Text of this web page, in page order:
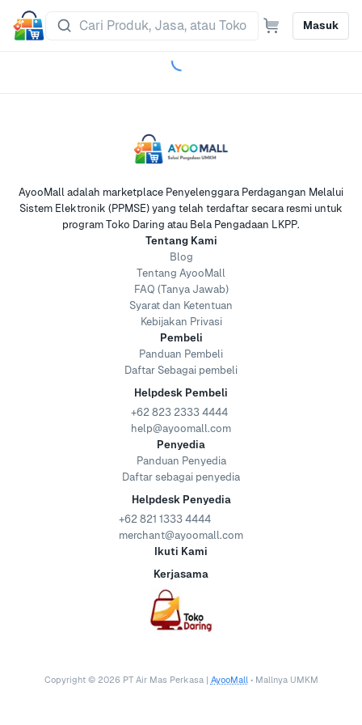
Masuk
AyooMall adalah marketplace Penyelenggara Perdagangan Melalui
Sistem Elektronik (PPMSE) yang telah terdaftar secara resmi untuk
program Toko Daring atau Bela Pengadaan LKPP.
Tentang Kami
Blog
Tentang AyooMall
FAQ (Tanya Jawab)
Syarat dan Ketentuan
Kebijakan Privasi
Pembeli
Panduan Pembeli
Daftar Sebagai pembeli
Helpdesk Pembeli
+62 823 2333 4444
help@ayoomall.com
Penyedia
Panduan Penyedia
Daftar sebagai penyedia
Helpdesk Penyedia
+62 821 1333 4444
merchant@ayoomall.com
Ikuti Kami
Kerjasama
Copyright © 2026 PT Air Mas Perkasa | AyooMall • Mallnya UMKM